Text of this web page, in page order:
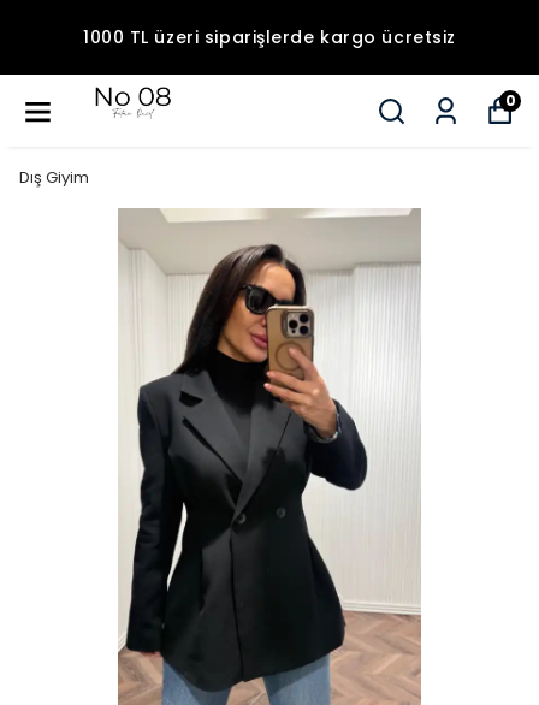
1000 TL üzeri siparişlerde kargo ücretsiz
0
Dış Giyim